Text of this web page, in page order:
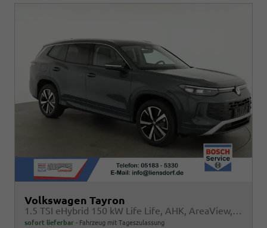
Volkswagen Tayron
sofort lieferbar Fahrzeug mit Tageszulassung